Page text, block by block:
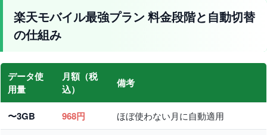
楽天モバイル最強プラン 料金段階と自動切替
の仕組み
データ使
用量
月額（税
込）
備考
〜3GB 968円 ほぼ使わない月に自動適用